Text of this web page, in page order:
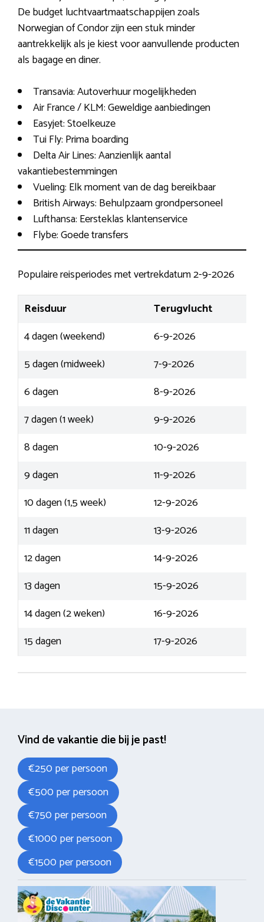
De budget luchtvaartmaatschappijen zoals
Norwegian of Condor zijn een stuk minder
aantrekkelijk als je kiest voor aanvullende producten
als bagage en diner.
Transavia: Autoverhuur mogelijkheden
Air France / KLM: Geweldige aanbiedingen
Easyjet: Stoelkeuze
Tui Fly: Prima boarding
Delta Air Lines: Aanzienlijk aantal
vakantiebestemmingen
Vueling: Elk moment van de dag bereikbaar
British Airways: Behulpzaam grondpersoneel
Lufthansa: Eersteklas klantenservice
Flybe: Goede transfers
Populaire reisperiodes met vertrekdatum 2-9-2026
Reisduur
Terugvlucht
4 dagen (weekend)
6-9-2026
5 dagen (midweek)
7-9-2026
6 dagen
8-9-2026
7 dagen (1 week)
9-9-2026
8 dagen
10-9-2026
9 dagen
11-9-2026
10 dagen (1,5 week)
12-9-2026
11 dagen
13-9-2026
12 dagen
14-9-2026
13 dagen
15-9-2026
14 dagen (2 weken)
16-9-2026
15 dagen
17-9-2026
Vind de vakantie die bij je past!
€250 per persoon
€500 per persoon
€750 per persoon
€1000 per persoon
€1500 per persoon